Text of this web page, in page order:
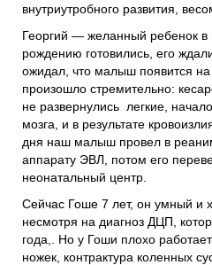
внутриутробного развития,
Георгий — желанный ребенок в
рождению готовились, его
ожидал, что малыш появится
произошло стремительно:
не развернулись легкие,
мозга, и в результате
дня наш малыш провел в
аппарату ЭВЛ, потом его
неонатальный центр.
Сейчас Гоше 7 лет, он умный и
несмотря на диагноз ДЦП,
года,. Но у Гоши плохо
ножек, контрактура коленных